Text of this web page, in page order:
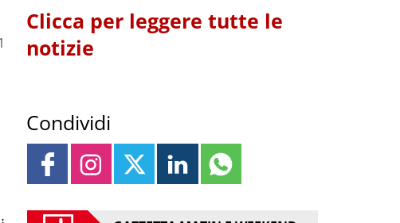
Clicca per leggere tutte le
notizie
Condividi